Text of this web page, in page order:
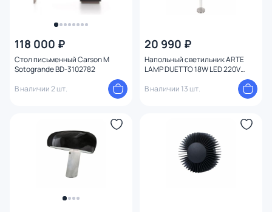
118 000 ₽
Стол письменный Carson M
Sotogrande BD-3102782
В наличии 2 шт.
20 990 ₽
Напольный светильник ARTE
LAMP DUETTO 18W LED 220V
В наличии 13 шт.